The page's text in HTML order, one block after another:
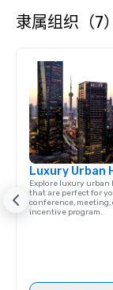
隶属组织（7）
Luxury Urban
Explore luxury urban
that are perfect for
conference, meeting,
incentive program.